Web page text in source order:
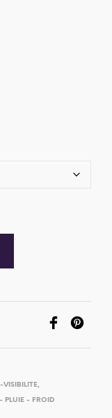
VISIBILITE,
PLUIE - FROID